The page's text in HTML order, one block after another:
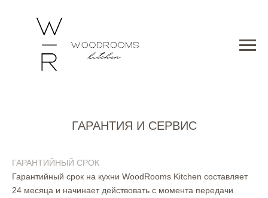
ГАРАНТИЯ И СЕРВИС
ГАРАНТИЙНЫЙ СРОК
Гарантийный срок на кухни WoodRooms Kitchen составляет
24 месяца и начинает действовать с момента передачи